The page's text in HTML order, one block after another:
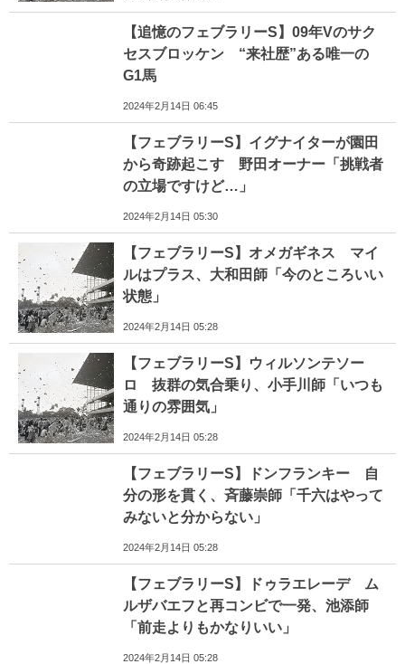
【追憶のフェブラリーS】09年Vのサク
セスブロッケン “来社歴”ある唯一の
G1馬
2024年2月14日 06:45
【フェブラリーS】イグナイターが園田
から奇跡起こす 野田オーナー「挑戦者
の立場ですけど…」
2024年2月14日 05:30
【フェブラリーS】オメガギネス マイ
ルはプラス、大和田師「今のところいい
状態」
2024年2月14日 05:28
【フェブラリーS】ウィルソンテソー
ロ 抜群の気合乗り、小手川師「いつも
通りの雰囲気」
2024年2月14日 05:28
【フェブラリーS】ドンフランキー 自
分の形を貫く、斉藤崇師「千六はやって
みないと分からない」
2024年2月14日 05:28
【フェブラリーS】ドゥラエレーデ ム
ルザバエフと再コンビで一発、池添師
「前走よりもかなりいい」
2024年2月14日 05:28